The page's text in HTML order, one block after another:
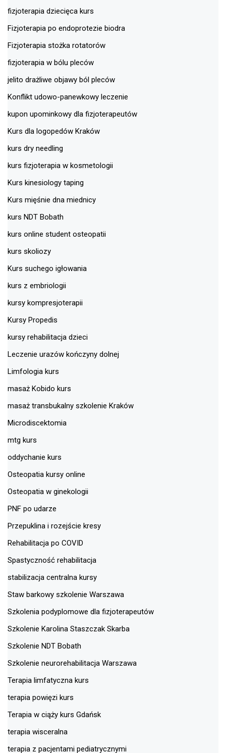
fizjoterapia dziecięca kurs
Fizjoterapia po endoprotezie biodra
Fizjoterapia stożka rotatorów
fizjoterapia w bólu pleców
jelito drażliwe objawy ból pleców
Konflikt udowo-panewkowy leczenie
kupon upominkowy dla fizjoterapeutów
Kurs dla logopedów Kraków
kurs dry needling
kurs fizjoterapia w kosmetologii
Kurs kinesiology taping
Kurs mięśnie dna miednicy
kurs NDT Bobath
kurs online student osteopatii
kurs skoliozy
Kurs suchego igłowania
kurs z embriologii
kursy kompresjoterapii
Kursy Propedis
kursy rehabilitacja dzieci
Leczenie urazów kończyny dolnej
Limfologia kurs
masaż Kobido kurs
masaż transbukalny szkolenie Kraków
Microdiscektomia
mtg kurs
oddychanie kurs
Osteopatia kursy online
Osteopatia w ginekologii
PNF po udarze
Przepuklina i rozejście kresy
Rehabilitacja po COVID
Spastyczność rehabilitacja
stabilizacja centralna kursy
Staw barkowy szkolenie Warszawa
Szkolenia podyplomowe dla fizjoterapeutów
Szkolenie Karolina Staszczak Skarba
Szkolenie NDT Bobath
Szkolenie neurorehabilitacja Warszawa
Terapia limfatyczna kurs
terapia powięzi kurs
Terapia w ciąży kurs Gdańsk
terapia wisceralna
terapia z pacjentami pediatrycznymi